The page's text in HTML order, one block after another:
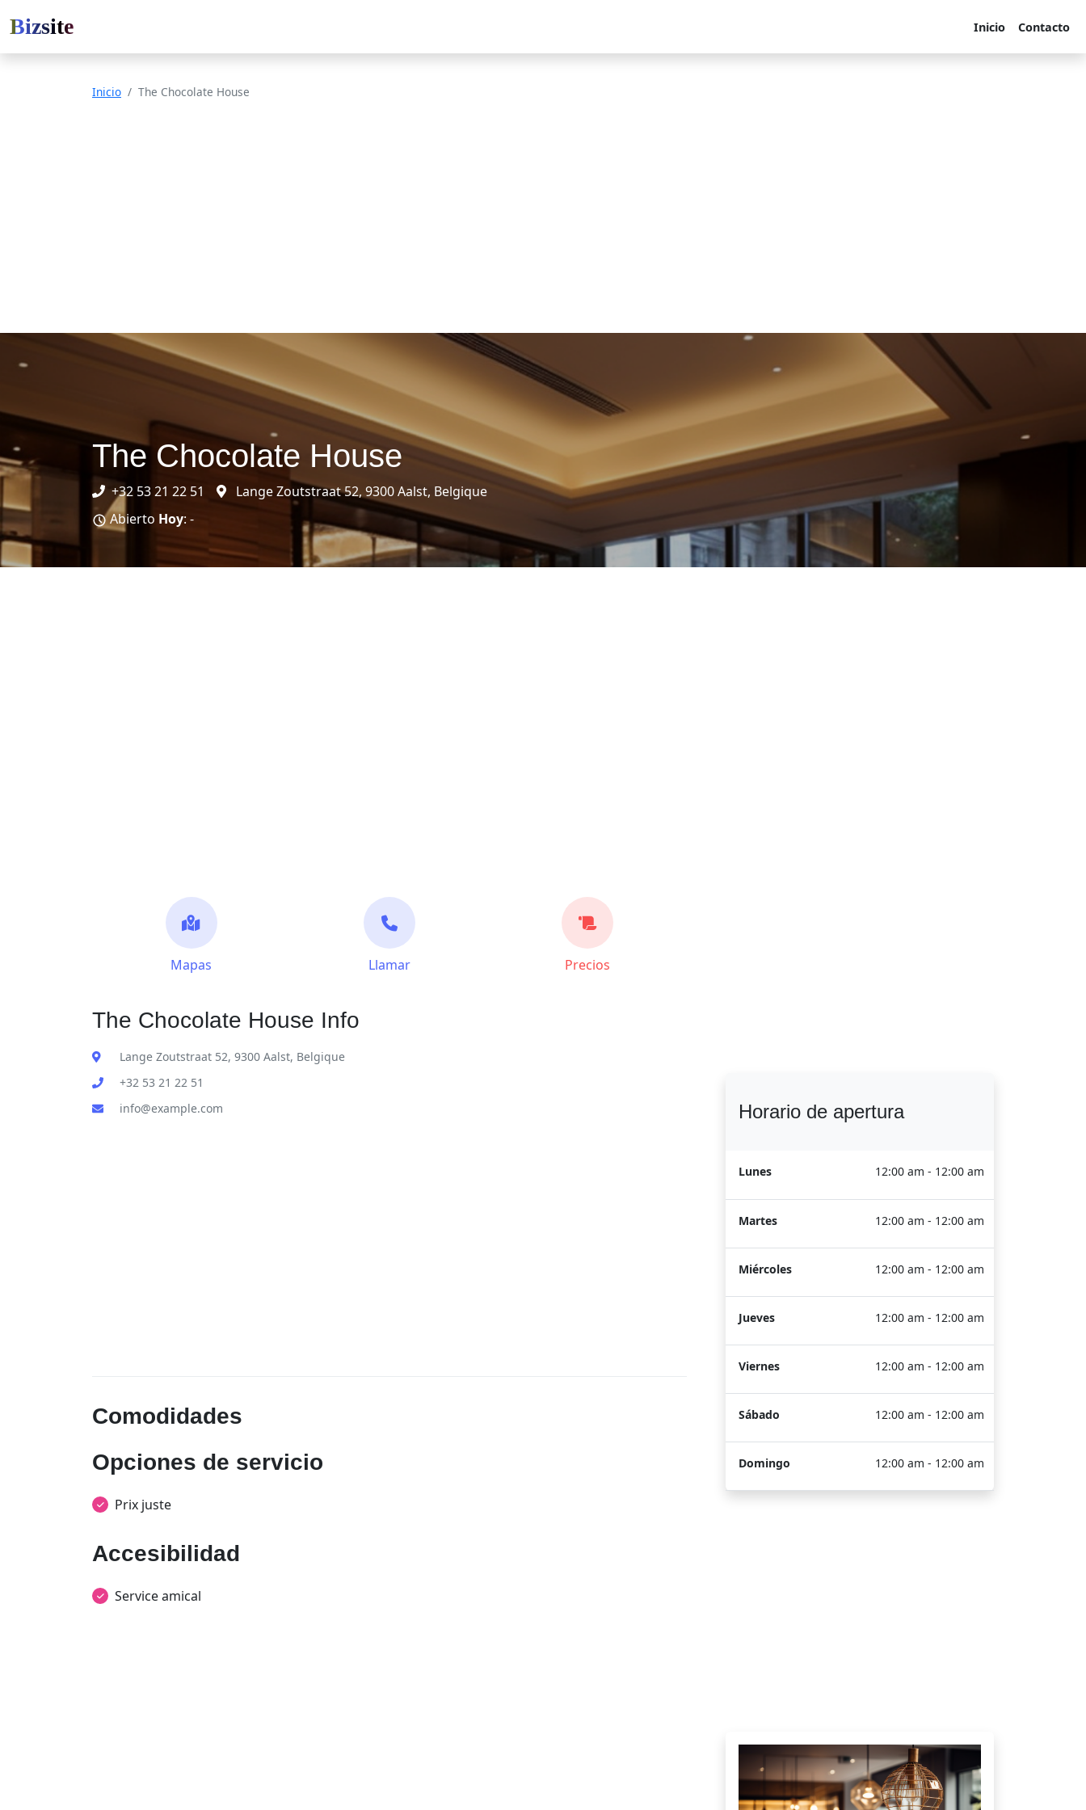
Bizsite Inicio Contacto
Inicio The Chocolate House
The Chocolate House
+32 53 21 22 51
Lange Zoutstraat 52, 9300 Aalst, Belgique
Abierto Hoy: -
Mapas Llamar Precios
The Chocolate House Info
Lange Zoutstraat 52, 9300 Aalst, Belgique
+32 53 21 22 51
info@example.com
Comodidades
Opciones de servicio
Prix juste
Accesibilidad
Service amical
Horario de apertura
Lunes 12:00 am - 12:00 am
Martes 12:00 am - 12:00 am
Miércoles 12:00 am - 12:00 am
Jueves 12:00 am - 12:00 am
Viernes 12:00 am - 12:00 am
Sábado 12:00 am - 12:00 am
Domingo 12:00 am - 12:00 am